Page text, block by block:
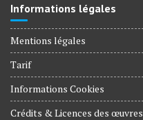
Informations légales
Mentions légales
Tarif
Informations Cookies
Crédits & Licences des œuvres